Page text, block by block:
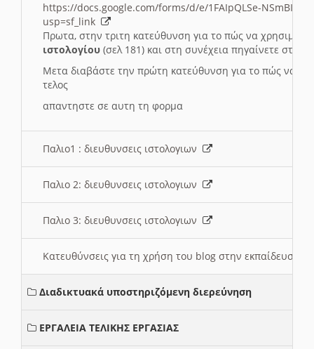
https://docs.google.com/forms/d/e/1FAIpQLSe-NSmBI-
usp=sf_link
Πρωτα, στην τριτη κατεύθυνση για το πώς να
ιστολογίου (σελ 181) και στη συνέχεια πηγαίνετε στο
Μετα διαβάστε την πρώτη κατεύθυνση για το πώς να
τελος
απαντηστε σε αυτη τη φορμα
Παλιο1 : διευθυνσεις ιστολογιων
Παλιο 2: διευθυνσεις ιστολογιων
Παλιο 3: διευθυνσεις ιστολογιων
Κατευθύνσεις για τη χρήση του blog στην εκπαίδευση
Διαδικτυακά υποστηριζόμενη διερεύνηση
ΕΡΓΑΛΕΙΑ ΤΕΛΙΚΗΣ ΕΡΓΑΣΙΑΣ